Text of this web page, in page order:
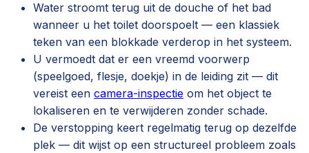
Water stroomt terug uit de douche of het bad
wanneer u het toilet doorspoelt — een klassiek
teken van een blokkade verderop in het systeem.
U vermoedt dat er een vreemd voorwerp
(speelgoed, flesje, doekje) in de leiding zit — dit
vereist een camera-inspectie om het object te
lokaliseren en te verwijderen zonder schade.
De verstopping keert regelmatig terug op dezelfde
plek — dit wijst op een structureel probleem zoals